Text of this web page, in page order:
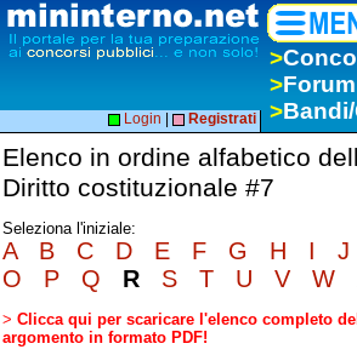
>
>Forum
>Bandi/
Login Registrati
Elenco in ordine alfabetico
Diritto costituzionale #7
Seleziona l'iniziale:
A B C D E F G H I J
O
P Q R S T U V W
> Clicca qui per scaricare l'elenco completo
argomento in formato PDF!